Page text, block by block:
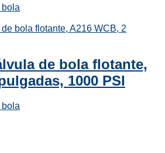
de bola flotante,
1000 PSI